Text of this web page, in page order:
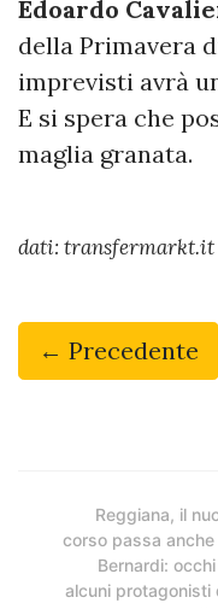
Edoardo
della Primavera
imprevisti avrà
E si spera che
maglia granata.
dati: transfermarkt.it
← Precedente
Reggiana, il
corso passa anche
Bernardi:
alcuni protagonisti